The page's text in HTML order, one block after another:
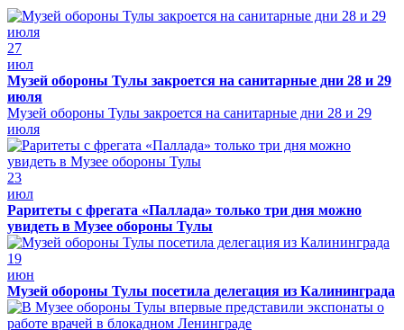
27
июл
Музей обороны Тулы закроется на санитарные дни 28 и 29
июля
Музей обороны Тулы закроется на санитарные дни 28 и 29
июля
23
июл
Раритеты с фрегата «Паллада» только три дня можно
увидеть в Музее обороны Тулы
19
июн
Музей обороны Тулы посетила делегация из Калининграда